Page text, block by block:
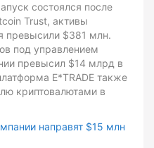
состоялся после
Trust, активы
превысили $381 млн.
под управлением
превысил $14 млрд в
E*TRADE также
криптовалютами в
направят $15 млн